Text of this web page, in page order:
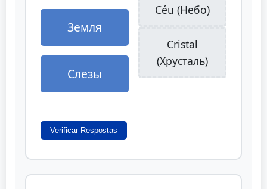
Земля
Слезы
Céu (Небо)
Cristal
(Хрусталь)
Verificar Respostas